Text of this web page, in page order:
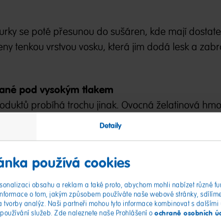
Detaily
používá cookies
obsahu a reklam a také proto, abychom mohli nabízet různé
o tom, jakým způsobem používáte naše webové stránky,
analýz. Naši partneři mohou tyto informace kombinovat s
služeb. Zde naleznete naše Prohlášení o ochraně osobních
se poté přesunou do sušáren, kde mají
tenkou vrstvou vosku, která jim dodá lesk a
pod vysokým tlakem
probíhá trochu jinak. Ovocná želatinová
do požadovaného tvaru, např. želatinového
nebo odlévané, pestrá paleta ovocného želé